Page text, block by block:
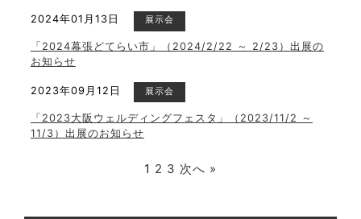
2024年01月13日 展示会
「2024幕張どてらい市」（2024/2/22 ～ 2/23）出展の
お知らせ
2023年09月12日 展示会
「2023大阪ウェルディングフェスタ」（2023/11/2 ～
11/3）出展のお知らせ
1 2 3 次へ »